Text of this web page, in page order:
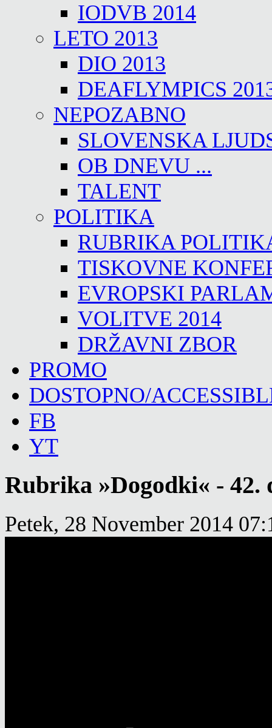
IODVB 2014
LETO 2013
DIO 2013
DEAFLYMPICS
NEPOZABNO
SLOVENSKA
OB DNEVU ...
TALENT
POLITIKA
RUBRIKA
TISKOVNE
EVROPSKI
VOLITVE 2014
DRŽAVNI ZBOR
PROMO
DOSTOPNO/
FB
YT
Rubrika »Dogodki« - 42.
Petek, 28 November 2014